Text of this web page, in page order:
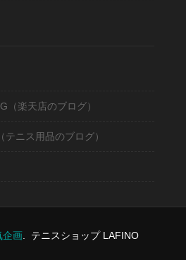
（楽天店のブログ）
ニス用品のブログ）
企画. テニスショップ LAFINO